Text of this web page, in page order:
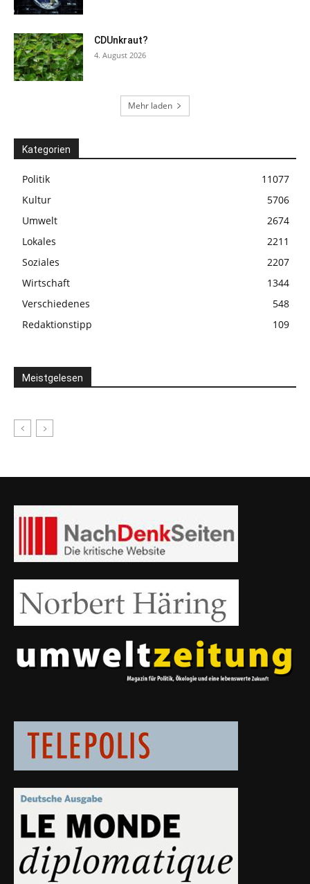
CDUnkraut?
4. August 2026
Mehr laden
Kategorien
Politik
11077
Kultur
5706
Umwelt
2674
Lokales
2211
Soziales
2207
Wirtschaft
1344
Verschiedenes
548
Redaktionstipp
109
Meistgelesen